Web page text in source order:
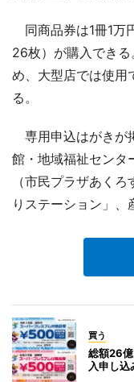
同商品券は1冊1万
26枚）が購入でき
め、大型店では使用
る。
専用申込はがきが
館・地域福祉センタ
（市民プラザあく
りステーション」、
買う
総額26
入申し込